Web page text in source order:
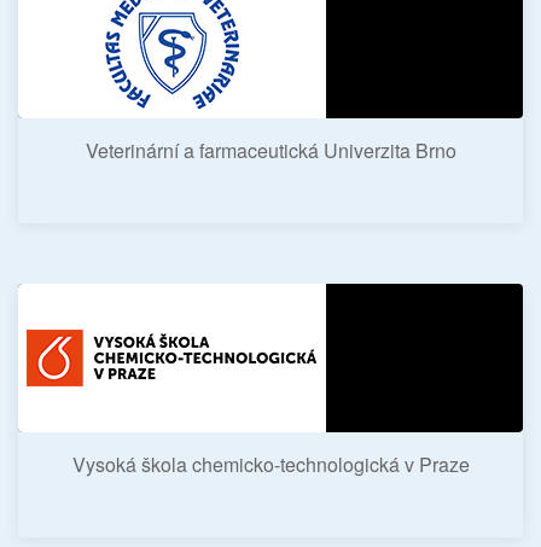
Veterinární a farmaceutická Univerzita Brno
Vysoká škola chemicko-technologická v Praze